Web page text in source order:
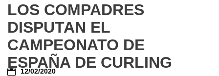
LOS COMPADRES
DISPUTAN EL
CAMPEONATO DE
ESPAÑA DE CURLING
12/02/2020